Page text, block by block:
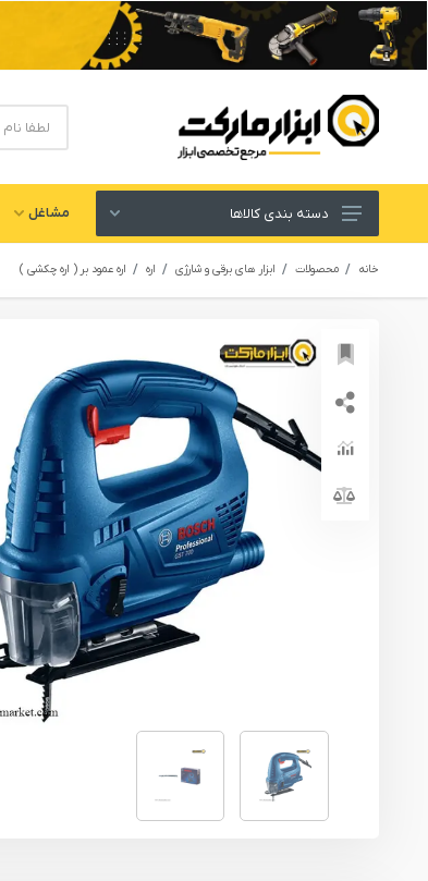
ابزار های برقی و شارژی
لوازم جانبی ابزار
ابزار های دستی و عمومی
ابزار های بادی یا پنوماتیک
ابزار دقیق و اندازه گیری
یراق آلات
قطعات یدکی ابزارآلات
دسته بندی کالاها مشاغل
خانه محصولات ابزار های برقی و شارژی اره اره عمود بر ( اره چکشی )